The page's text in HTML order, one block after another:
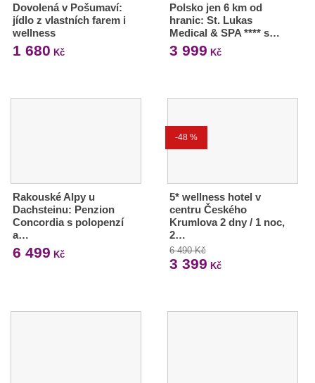
Dovolená v Pošumaví:
jídlo z vlastních farem i
wellness
1 680 Kč
Polsko jen 6 km od
hranic: St. Lukas
Medical & SPA **** s…
3 999 Kč
Rakouské Alpy u
Dachsteinu: Penzion
Concordia s polopenzí
a…
6 499 Kč
-48 %
5* wellness hotel v
centru Českého
Krumlova 2 dny / 1 noc,
2…
6 490 Kč
3 399 Kč